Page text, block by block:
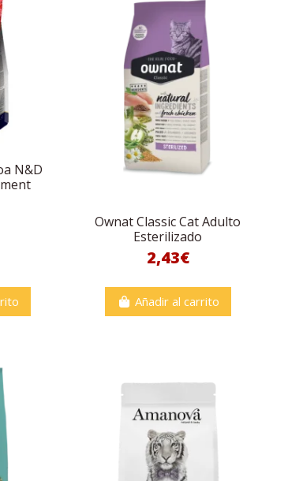
N&D
Ownat Classic Cat Adulto
Esterilizado
2,43€
Añadir al carrito